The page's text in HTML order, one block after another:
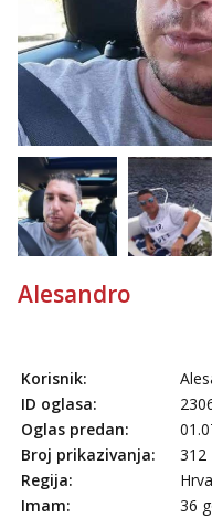
Ivančica
Čekam tvoj
Tel: 064/677-
tel:0,93€ -
Zara
Čekam tvoj
Tel:064/677-
tel:0,93€ -
Alesandro
Korisnik:
ID oglasa:
Oglas predan:
Broj prikazivanja:
312
Regija:
Imam:
36